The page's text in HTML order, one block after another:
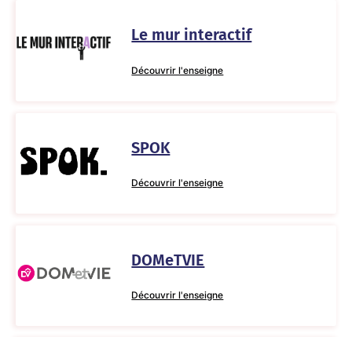
Le mur interactif
Découvrir l'enseigne
SPOK
Découvrir l'enseigne
DOMeTVIE
Découvrir l'enseigne